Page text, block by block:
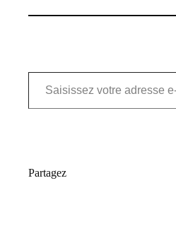
Saisissez votre adresse e-mail…
Partagez